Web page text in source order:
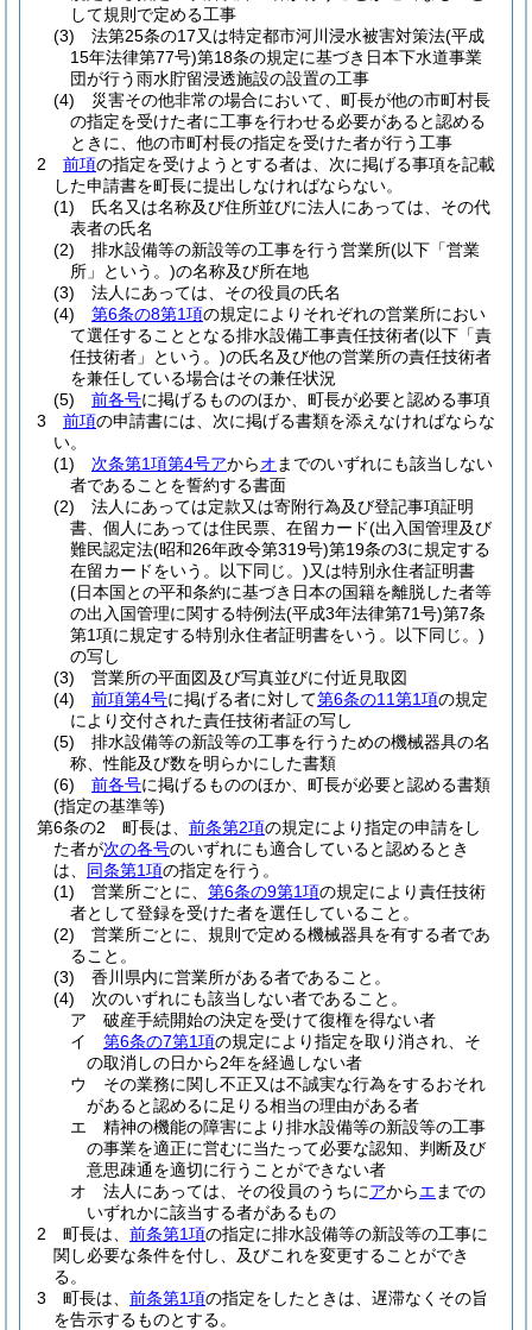
して規則で定める工事
(3)
法第25条の17又は特定都市河川浸水被害対策法(平成
15年法律第77号)第18条の規定に基づき日本下水道事業
団が行う雨水貯留浸透施設の設置の工事
(4)
災害その他非常の場合において、町長が他の市町村長
の指定を受けた者に工事を行わせる必要があると認める
ときに、他の市町村長の指定を受けた者が行う工事
2
前項の指定を受けようとする者は、次に掲げる事項を記載
した申請書を町長に提出しなければならない。
(1)
氏名又は名称及び住所並びに法人にあっては、その代
表者の氏名
(2)
排水設備等の新設等の工事を行う営業所(以下「営業
所」という。)の名称及び所在地
(3)
法人にあっては、その役員の氏名
(4)
第6条の8第1項の規定によりそれぞれの営業所におい
て選任することとなる排水設備工事責任技術者(以下「責
任技術者」という。)の氏名及び他の営業所の責任技術者
を兼任している場合はその兼任状況
(5)
前各号に掲げるもののほか、町長が必要と認める事項
3
前項の申請書には、次に掲げる書類を添えなければならな
い。
(1)
次条第1項第4号アからオ までのいずれにも該当しない
者であることを誓約する書面
(2)
法人にあっては定款又は寄附行為及び登記事項証明
書、個人にあっては住民票、在留カード(出入国管理及び
難民認定法(昭和26年政令第319号)第19条の3に規定する
在留カードをいう。以下同じ。)又は特別永住者証明書
(日本国との平和条約に基づき日本の国籍を離脱した者等
の出入国管理に関する特例法(平成3年法律第71号)第7条
第1項に規定する特別永住者証明書をいう。以下同じ。)
の写し
(3)
営業所の平面図及び写真並びに付近見取図
(4)
前項第4号に掲げる者に対して第6条の11第1項の規定
により交付された責任技術者証の写し
(5)
排水設備等の新設等の工事を行うための機械器具の名
称、性能及び数を明らかにした書類
(6)
前各号に掲げるもののほか、町長が必要と認める書類
(指定の基準等)
第6条の2
町長は、 前条第2項の規定により指定の申請をし
た者が次の各号のいずれにも適合していると認めるとき
は、 同条第1項の指定を行う。
(1)
営業所ごとに、 第6条の9第1項の規定により責任技術
者として登録を受けた者を選任していること。
(2)
営業所ごとに、規則で定める機械器具を有する者であ
ること。
(3)
香川県内に営業所がある者であること。
(4)
次のいずれにも該当しない者であること。
ア
破産手続開始の決定を受けて復権を得ない者
イ
第6条の7第1項の規定により指定を取り消され、そ
の取消しの日から2年を経過しない者
ウ
その業務に関し不正又は不誠実な行為をするおそれ
があると認めるに足りる相当の理由がある者
エ
精神の機能の障害により排水設備等の新設等の工事
の事業を適正に営むに当たって必要な認知、判断及び
意思疎通を適切に行うことができない者
オ
法人にあっては、その役員のうちにアからエ までの
いずれかに該当する者があるもの
2
町長は、 前条第1項の指定に排水設備等の新設等の工事に
関し必要な条件を付し、及びこれを変更することができ
る。
3
町長は、 前条第1項の指定をしたときは、遅滞なくその旨
を告示するものとする。